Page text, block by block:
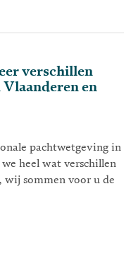
verschillen
en
pachtwetgeving in
heel wat verschillen
wij sommen voor u de